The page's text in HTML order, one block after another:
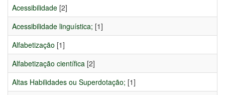
Acessibilidade [2]
Acessibilidade linguística; [1]
Alfabetização [1]
Alfabetização científica [2]
Altas Habilidades ou Superdotação; [1]